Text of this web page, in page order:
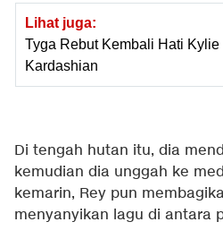
Lihat juga:
Tyga Rebut Kembali Hati
Kardashian
Di tengah hutan itu, dia
kemudian dia unggah ke
kemarin, Rey pun
menyanyikan lagu di antara